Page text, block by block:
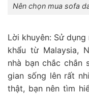
Nên chọn mua sofa
Lời khuyên: Sử
khẩu từ Malaysia,
nhà bạn chắc chắn
gian sống lên rất
thật, bạn nên tìm